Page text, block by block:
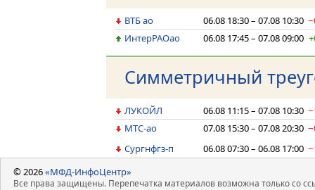
ВТБ ао 06.08 18:30 – 07.08 10:30
ИнтерРАОао
06.08 17:45 – 07.08 09:00
Симметричный
ЛУКОЙЛ 06.08 11:15 – 07.08 10:30
МТС-ао
07.08 15:30 – 07.08 20:30
Сургнфгз-п
06.08 07:30 – 06.08 17:00
© 2026«МФД-ИнфоЦентр»
Все права защищены. Перепечатка материалов возможна только со